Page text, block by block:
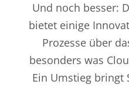
Und noch besser: D
bietet einige
Prozesse über
besonders was
Ein Umstieg bringt